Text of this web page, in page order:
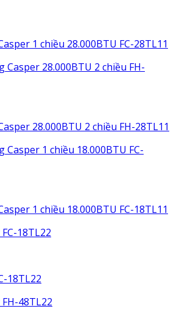
1 chiều 28.000BTU FC-28TL11
28.000BTU 2 chiều FH-28TL11
1 chiều 18.000BTU FC-18TL11
18TL22